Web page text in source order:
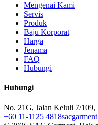
Mengenai Kami
Servis
Produk
Baju Korporat
Harga
Jenama
FAQ
Hubungi
Hubungi
No. 21G, Jalan Keluli 7/109,
+60 11-1125 4818